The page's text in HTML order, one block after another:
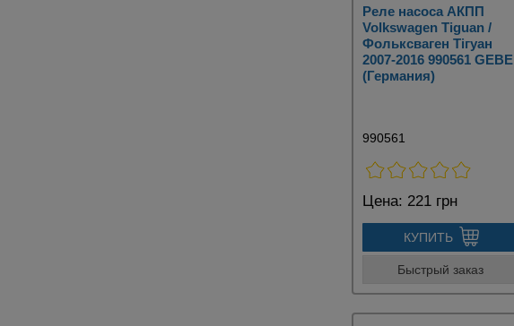
Реле насоса АКПП
Volkswagen Tiguan /
Фольксваген Тігуан
2007-2016 990561 GEBE
(Германия)
990561
Цена: 221 грн
КУПИТЬ
Быстрый заказ